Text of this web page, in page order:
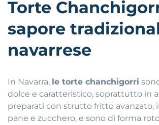
Torte
sapore
navarrese
In Navarra, le torte chanchigorri
dolce e caratteristico, soprattutto in
preparati con strutto fritto avanzato,
pane e zucchero, e sono di forma